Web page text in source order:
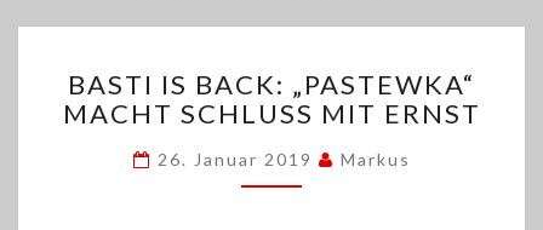
IS
BACK:
MACHT
SCHLUSS
BASTI IS BACK: „PASTEWKA“
MACHT SCHLUSS MIT ERNST
26. Januar 2019 Markus